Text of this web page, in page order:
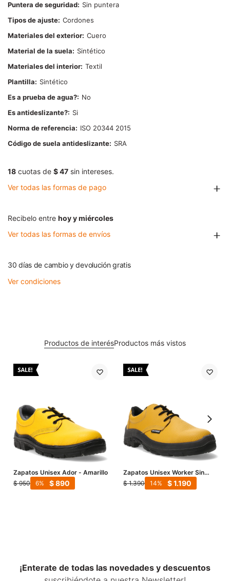
Puntera de seguridad
Sin puntera
Tipos de ajuste Cordones
Materiales del exterior Cuero
Material de la suela
Sintético
Materiales del interior Textil
Plantilla
Sintético
Es a prueba de agua?
No
Es antideslizante?
Si
Norma de referencia
ISO 20344 2015
Código de suela antideslizante
SRA
18 cuotas de $ 47 sin intereses.
Ver todas las formas de pago
Recibelo entre hoy y miércoles
Ver todas las formas de envíos
30 días de cambio y devolución gratis
Ver condiciones
Productos de interésProductos más vistos
Zapatos Unisex Ador - Amarillo
$ 950 $890
6
Zapatos Unisex Worker Sin
Puntera - Amarillo
$ 1.390 $1.190
14
¡Enterate de todas las novedades y descuentos